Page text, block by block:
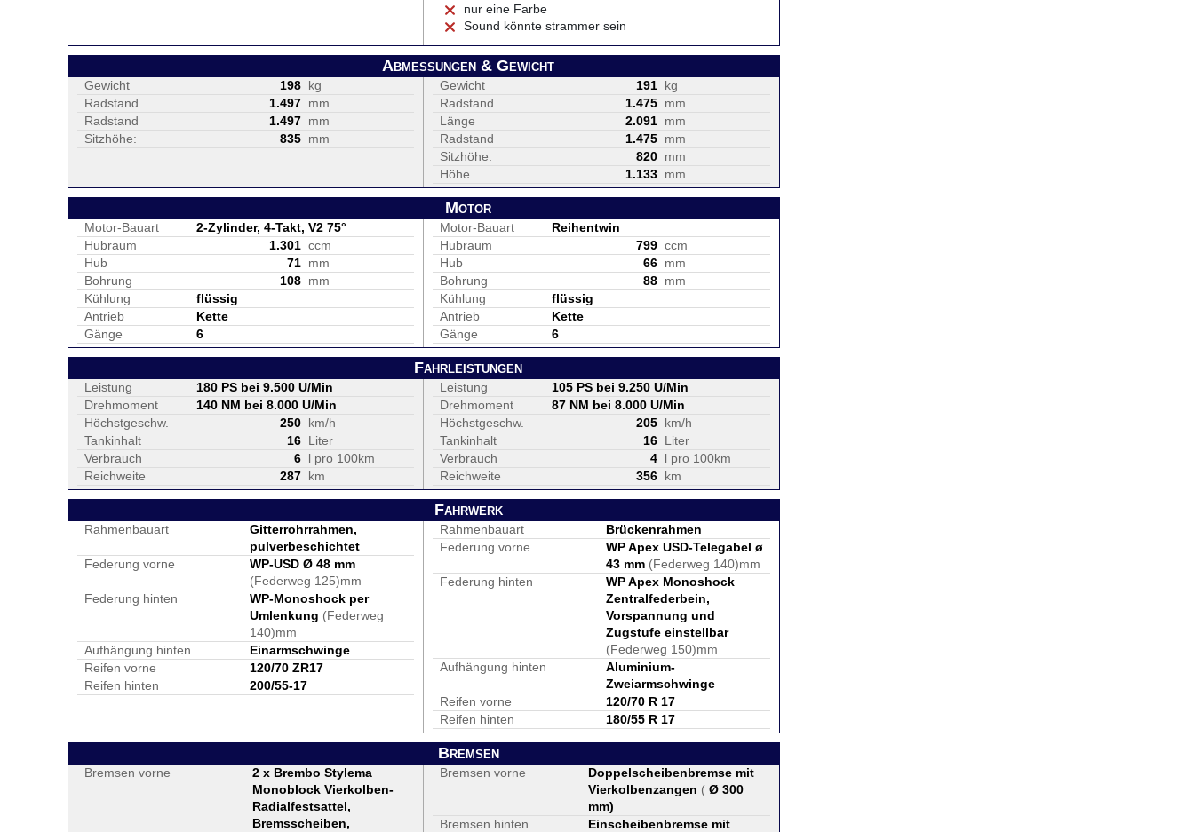
nur eine Farbe
Sound könnte strammer sein
Abmessungen & Gewicht
Gewicht 198 kg
Radstand
1.497 mm
Radstand
1.497 mm
Sitzhöhe:
835 mm
Gewicht 191 kg
Radstand
1.475 mm
Länge
2.091 mm
Radstand
1.475 mm
Sitzhöhe:
820 mm
Höhe
1.133 mm
Motor
Motor-Bauart
2-Zylinder, 4-Takt, V2 75°
Hubraum
1.301 ccm
Hub
71 mm
Bohrung
108 mm
Kühlung
flüssig
Antrieb
Kette
Gänge
6
Motor-Bauart
Reihentwin
Hubraum
799 ccm
Hub
66 mm
Bohrung
88 mm
Kühlung
flüssig
Antrieb
Kette
Gänge
6
Fahrleistungen
Leistung
180 PS bei 9.500 U/Min
Drehmoment
140 NM bei 8.000 U/Min
Höchstgeschw.
250 km/h
Tankinhalt
16 Liter
Verbrauch
6 l pro 100km
Reichweite
287 km
Leistung
105 PS bei 9.250 U/Min
Drehmoment
87 NM bei 8.000 U/Min
Höchstgeschw.
205 km/h
Tankinhalt
16 Liter
Verbrauch
4 l pro 100km
Reichweite
356 km
Fahrwerk
Rahmenbauart
Gitterrohrrahmen,
pulverbeschichtet
Federung vorne
WP-USD Ø 48 mm
(Federweg 125)mm
Federung hinten
WP-Monoshock per
Umlenkung (Federweg
140)mm
Aufhängung hinten
Einarmschwinge
Reifen vorne
120/70 ZR17
Reifen hinten
200/55-17
Rahmenbauart
Brückenrahmen
Federung vorne
WP Apex USD-Telegabel ø
43 mm (Federweg 140)mm
Federung hinten
WP Apex Monoshock
Zentralfederbein,
Vorspannung und
Zugstufe einstellbar
(Federweg 150)mm
Aufhängung hinten
Aluminium-
Zweiarmschwinge
Reifen vorne
120/70 R 17
Reifen hinten
180/55 R 17
Bremsen
Bremsen vorne
2 x Brembo Stylema
Monoblock Vierkolben-
Radialfestsattel,
Bremsscheiben,
Bremsen vorne
Doppelscheibenbremse mit
Vierkolbenzangen ( Ø 300
mm)
Bremsen hinten
Einscheibenbremse mit